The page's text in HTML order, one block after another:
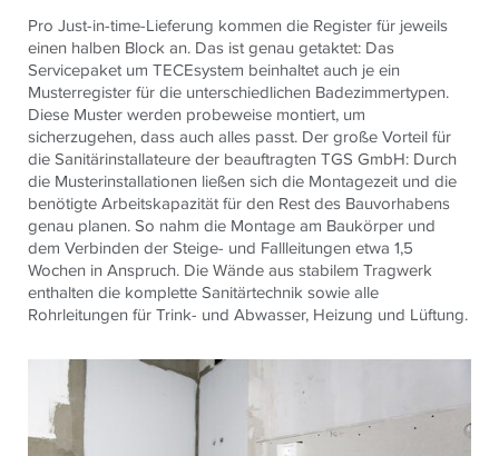
Pro Just-in-time-Lieferung kommen die Register für jeweils
einen halben Block an. Das ist genau getaktet: Das
Servicepaket um TECEsystem beinhaltet auch je ein
Musterregister für die unterschiedlichen Badezimmertypen.
Diese Muster werden probeweise montiert, um
sicherzugehen, dass auch alles passt. Der große Vorteil für
die Sanitärinstallateure der beauftragten TGS GmbH: Durch
die Musterinstallationen ließen sich die Montagezeit und die
benötigte Arbeitskapazität für den Rest des Bauvorhabens
genau planen. So nahm die Montage am Baukörper und
dem Verbinden der Steige- und Fallleitungen etwa 1,5
Wochen in Anspruch. Die Wände aus stabilem Tragwerk
enthalten die komplette Sanitärtechnik sowie alle
Rohrleitungen für Trink- und Abwasser, Heizung und Lüftung.